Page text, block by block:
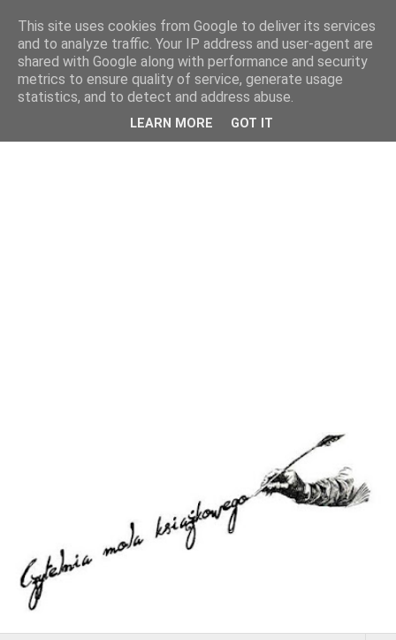
This site uses cookies from Google to deliver its services
and to analyze traffic. Your IP address and user-agent are
shared with Google along with performance and security
metrics to ensure quality of service, generate usage
statistics, and to detect and address abuse.
LEARN MORE GOT IT